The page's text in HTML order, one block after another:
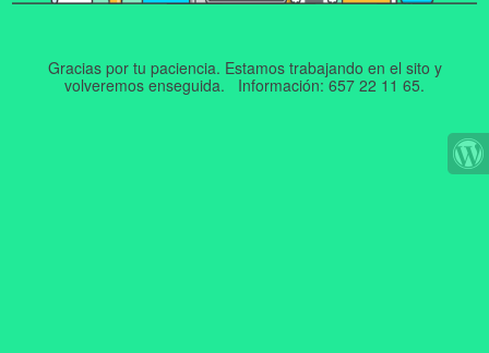
Gracias por tu paciencia. Estamos trabajando en el sito y
volveremos enseguida. Información: 657 22 11 65.